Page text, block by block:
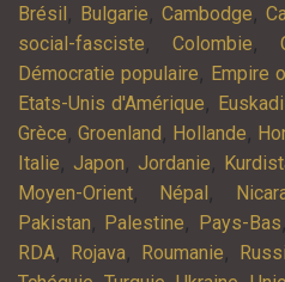
Brésil , Bulgarie, Cambodge,
social-fasciste, Colombie,
Démocratie populaire, Empire
Etats-Unis d'Amérique, Euskadi
Grèce, Groenland , Hollande,
Italie, Japon, Jordanie,
Moyen-Orient, Népal ,
Pakistan, Palestine, Pays-Bas,
RDA, Rojava, Roumanie,